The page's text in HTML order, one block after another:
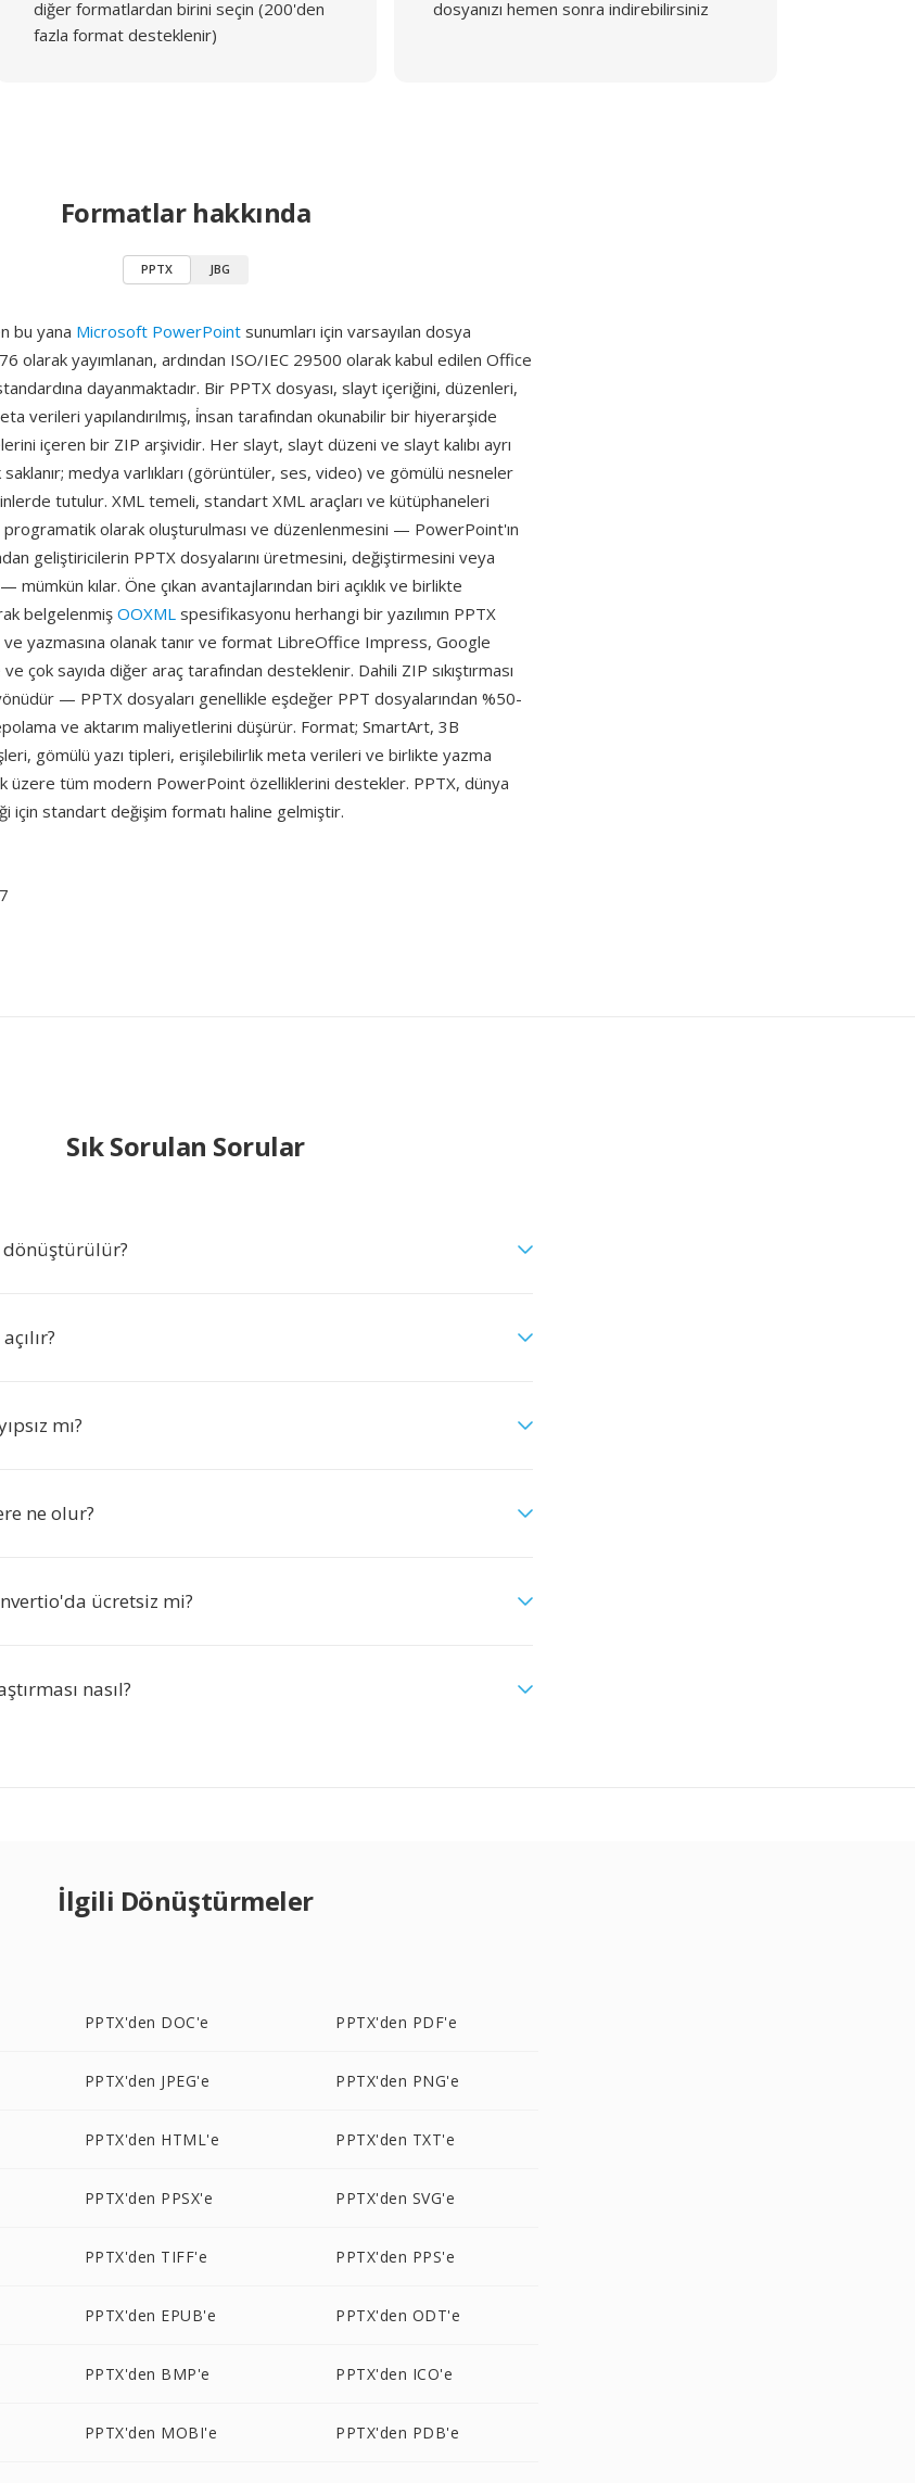
diğer formatlardan birini seçin (200'den
fazla format desteklenir)
dosyanızı hemen sonra indirebilirsiniz
Formatlar hakkında
PPTX JBG
bu yana Microsoft PowerPoint sunumları için varsayılan dosya
olarak yayımlanan, ardından ISO/IEC 29500 olarak kabul edilen Office
dayanmaktadır. Bir PPTX dosyası, slayt içeriğini, düzenleri,
verileri yapılandırılmış, i̇nsan tarafından okunabilir bir hiyerarşide
içeren bir ZIP arşividir. Her slayt, slayt düzeni ve slayt kalıbı ayrı
saklanır; medya varlıkları (görüntüler, ses, video) ve gömülü nesneler
tutulur. XML temeli, standart XML araçları ve kütüphaneleri
programatik olarak oluşturulması ve düzenlenmesini — PowerPoint'ın
geliştiricilerin PPTX dosyalarını üretmesini, değiştirmesini veya
mümkün kılar. Öne çıkan avantajlarından biri açıklık ve birlikte
belgelenmiş OOXML spesifikasyonu herhangi bir yazılımın PPTX
ve yazmasına olanak tanır ve format LibreOffice Impress, Google
çok sayıda diğer araç tarafından desteklenir. Dahili ZIP sıkıştırması
— PPTX dosyaları genellikle eşdeğer PPT dosyalarından %50-
ve aktarım maliyetlerini düşürür. Format; SmartArt, 3B
gömülü yazı tipleri, erişilebilirlik meta verileri ve birlikte yazma
üzere tüm modern PowerPoint özelliklerini destekler. PPTX, dünya
için standart değişim formatı haline gelmiştir.
Sık Sorulan Sorular
dönüştürülür?
mı?
ne olur?
ücretsiz mi?
nasıl?
İlgili Dönüştürmeler
PPTX'den DOC'e PPTX'den PDF'e
PPTX'den JPEG'e PPTX'den PNG'e
PPTX'den HTML'e PPTX'den TXT'e
PPTX'den PPSX'e PPTX'den SVG'e
PPTX'den TIFF'e PPTX'den PPS'e
PPTX'den EPUB'e PPTX'den ODT'e
PPTX'den BMP'e PPTX'den ICO'e
PPTX'den MOBI'e PPTX'den PDB'e